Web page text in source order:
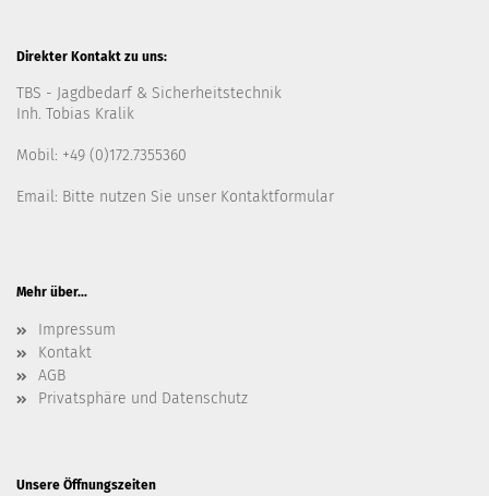
Direkter Kontakt zu uns:
TBS - Jagdbedarf & Sicherheitstechnik
Inh. Tobias Kralik
Mobil: +49 (0)172.7355360
Email: Bitte nutzen Sie unser Kontaktformular
Mehr über...
Impressum
Kontakt
AGB
Privatsphäre und Datenschutz
Unsere Öffnungszeiten